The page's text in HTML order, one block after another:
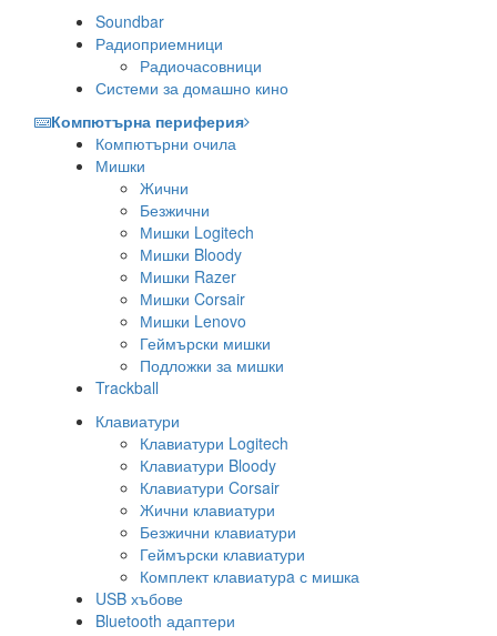
Soundbar
Радиоприемници
Радиочасовници
Системи за домашно кино
Компютърна периферия
Компютърни очила
Мишки
Жични
Безжични
Мишки Logitech
Мишки Bloody
Мишки Razer
Мишки Corsair
Мишки Lenovo
Геймърски мишки
Подложки за мишки
Trackball
Клавиатури
Клавиатури Logitech
Клавиатури Bloody
Клавиатури Corsair
Жични клавиатури
Безжични клавиатури
Геймърски клавиатури
Комплект клавиатурa с мишка
USB хъбове
Bluetooth адаптери